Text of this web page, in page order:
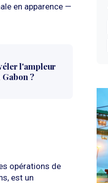
en apparence —
l'ampleur
?
opérations de
est un